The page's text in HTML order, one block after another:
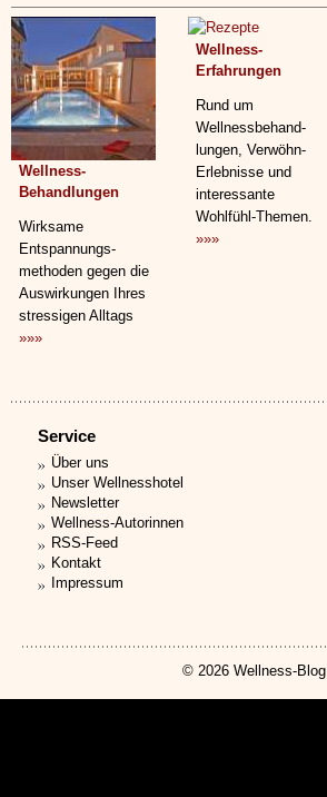
Wellness-
Behandlungen
Wirksame
Entspannungs­
methoden gegen die
Auswirkungen Ihres
stressigen Alltags
»»»
Wellness-
Erfahrungen
Rund um
Wellnessbehand­
lungen, Verwöhn-
Erlebnisse und
interessante
Wohlfühl-Themen.
»»»
Service
Über uns
Unser Wellnesshotel
Newsletter
Wellness-Autorinnen
RSS-Feed
Kontakt
Impressum
© 2026 Wellness-Blog